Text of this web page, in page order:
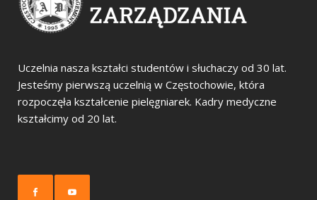
Uczelnia nasza kształci studentów i słuchaczy od 30 lat.
Jesteśmy pierwszą uczelnią w Częstochowie, która
rozpoczęła kształcenie pielęgniarek. Kadry medyczne
kształcimy od 20 lat.